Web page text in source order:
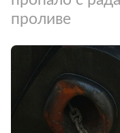
проливе